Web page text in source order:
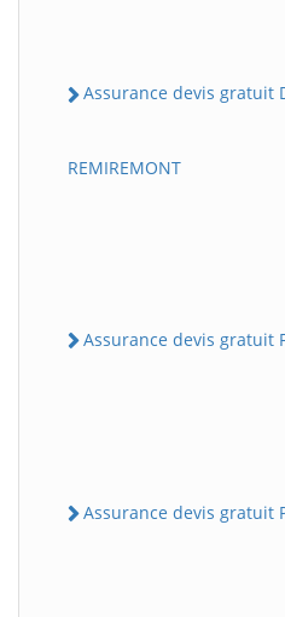
Assurance devis gratuit
REMIREMONT
Assurance devis gratuit
Assurance devis gratuit